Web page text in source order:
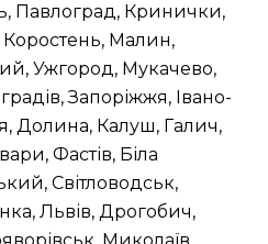
Павлоград, Кринички,
Малин,
Ужгород, Мукачево,
Запоріжжя, Івано-
Долина, Калуш, Галич,
Фастів, Біла
Світловодськ,
Львів, Дрогобич,